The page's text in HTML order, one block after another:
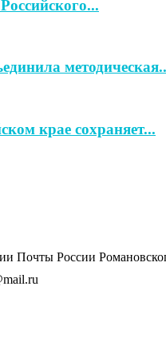
крае сохраняет...
Почты России